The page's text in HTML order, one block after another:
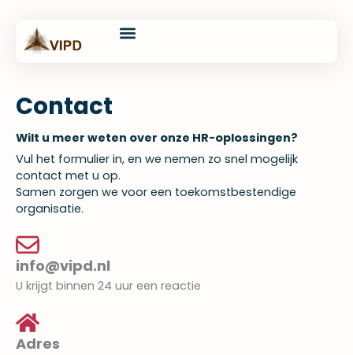
content
Contact
Wilt u meer weten over onze HR-oplossingen?
Vul het formulier in, en we nemen zo snel mogelijk
contact met u op.
Samen zorgen we voor een toekomstbestendige
organisatie.
info@vipd.nl
U krijgt binnen 24 uur een reactie
Adres